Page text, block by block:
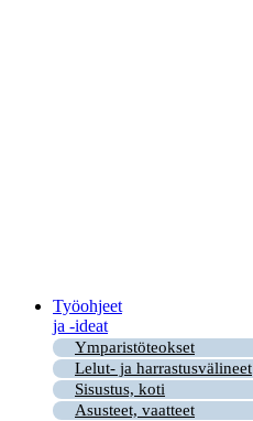
Työohjeet
ja -ideat
Ymparistöteokset
Lelut- ja harrastusvälineet
Sisustus, koti
Asusteet, vaatteet